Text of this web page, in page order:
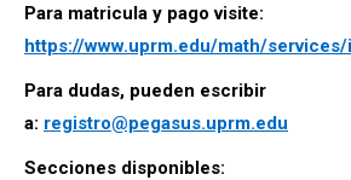
Para matricula y pago visite:
https://www.uprm.edu/math/
Para dudas, pueden escribir
a: registro@pegasus.uprm.edu
Secciones disponibles: